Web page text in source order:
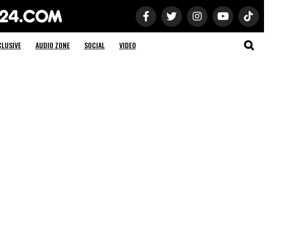
AUDIO ZONE SOCIAL VIDEO